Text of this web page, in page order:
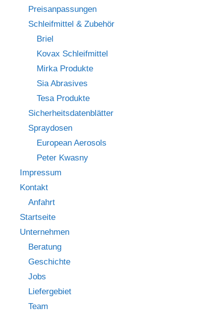
Preisanpassungen
Schleifmittel & Zubehör
Briel
Kovax Schleifmittel
Mirka Produkte
Sia Abrasives
Tesa Produkte
Sicherheitsdatenblätter
Spraydosen
European Aerosols
Peter Kwasny
Impressum
Kontakt
Anfahrt
Startseite
Unternehmen
Beratung
Geschichte
Jobs
Liefergebiet
Team